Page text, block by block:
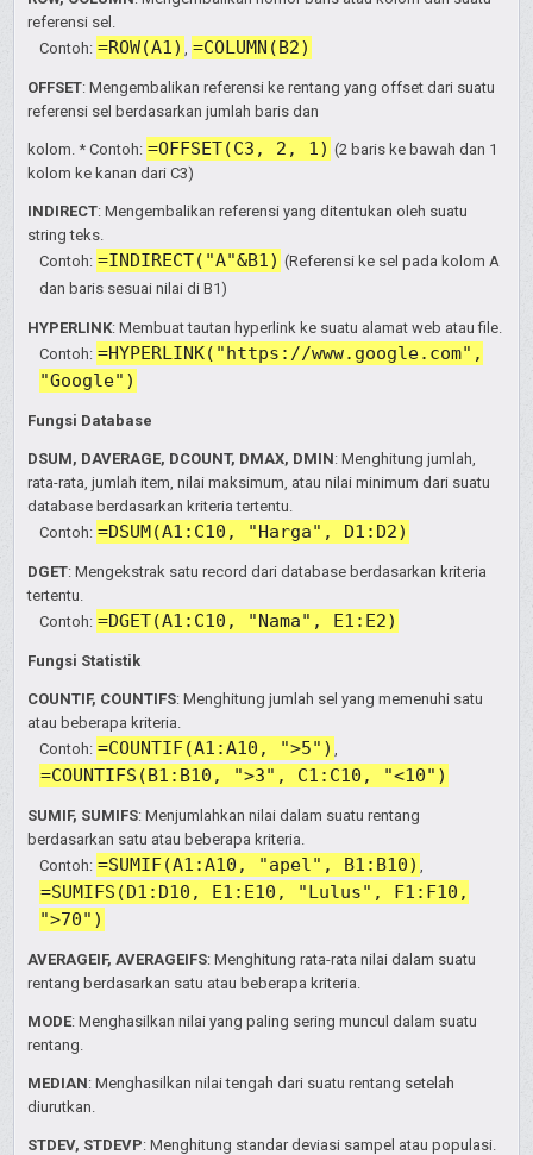
referensi sel.
Contoh: =ROW(A1) =COLUMN(B2)
OFFSET: Mengembalikan referensi ke rentang yang offset dari suatu
referensi sel berdasarkan jumlah baris dan
kolom. * Contoh: =OFFSET(C3, 2, 1) (2 baris ke bawah dan 1
kolom ke kanan dari C3)
INDIRECT: Mengembalikan referensi yang ditentukan oleh suatu
string teks.
Contoh: =INDIRECT("A"&B1) (Referensi ke sel pada kolom A
dan baris sesuai nilai di B1)
HYPERLINK: Membuat tautan hyperlink ke suatu alamat web atau file.
Contoh: =HYPERLINK("https://www.google.com",
"Google")
Fungsi Database
DSUM, DAVERAGE, DCOUNT, DMAX, DMIN: Menghitung jumlah,
rata-rata, jumlah item, nilai maksimum, atau nilai minimum dari suatu
database berdasarkan kriteria tertentu.
Contoh: =DSUM(A1:C10, "Harga", D1:D2)
DGET: Mengekstrak satu record dari database berdasarkan kriteria
tertentu.
Contoh: =DGET(A1:C10, "Nama", E1:E2)
Fungsi Statistik
COUNTIF, COUNTIFS: Menghitung jumlah sel yang memenuhi satu
atau beberapa kriteria.
Contoh: =COUNTIF(A1:A10, ">5")
=COUNTIFS(B1:B10, ">3", C1:C10, "<10")
SUMIF, SUMIFS: Menjumlahkan nilai dalam suatu rentang
berdasarkan satu atau beberapa kriteria.
Contoh: =SUMIF(A1:A10, "apel", B1:B10)
=SUMIFS(D1:D10, E1:E10, "Lulus", F1:F10,
">70")
AVERAGEIF, AVERAGEIFS: Menghitung rata-rata nilai dalam suatu
rentang berdasarkan satu atau beberapa kriteria.
MODE: Menghasilkan nilai yang paling sering muncul dalam suatu
rentang.
MEDIAN: Menghasilkan nilai tengah dari suatu rentang setelah
diurutkan.
STDEV, STDEVP: Menghitung standar deviasi sampel atau populasi.